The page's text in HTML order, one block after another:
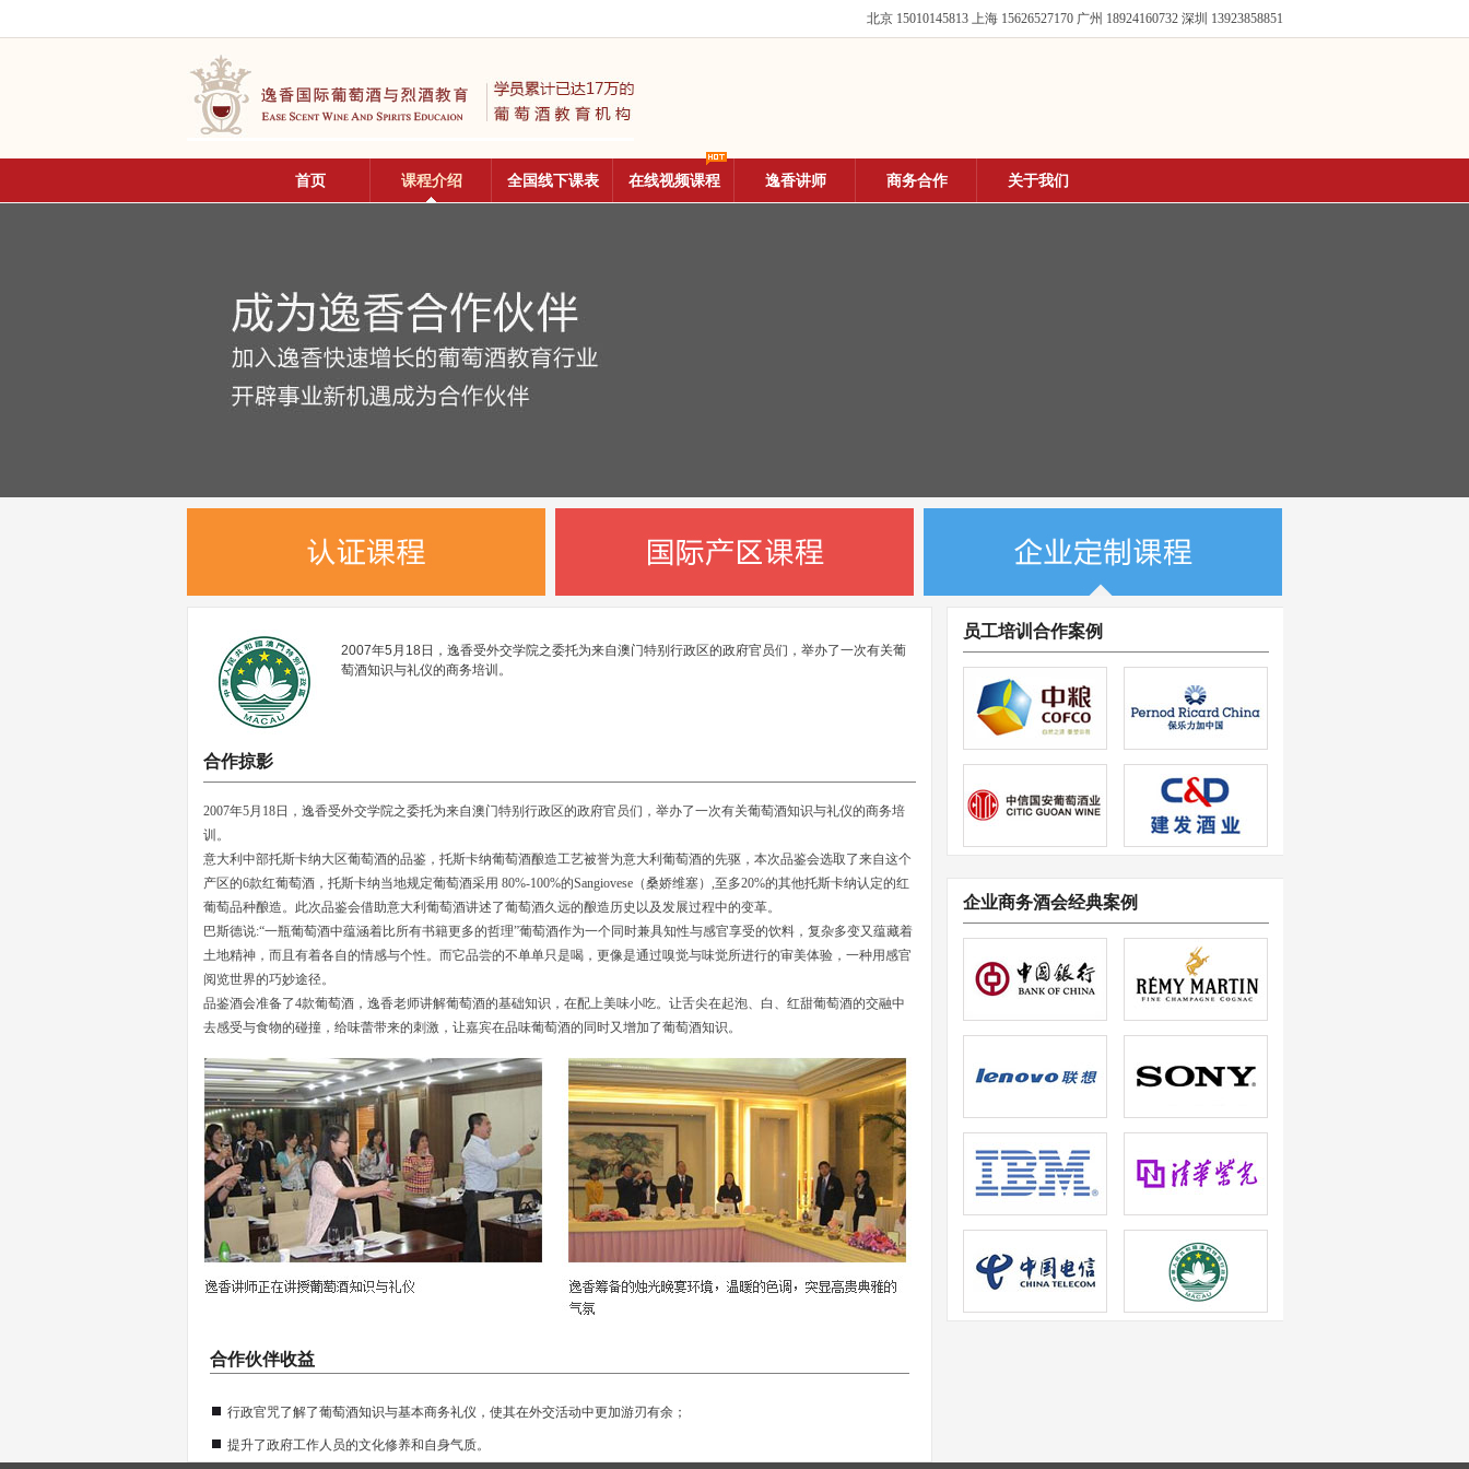
北京 15010145813 上海 15626527170 广州 18924160732 深圳 13923858851
首页 课程介绍 全国线下课表 在线视频课程 逸香讲师 商务合作 关于我们
2007年5月18日，逸香受外交学院之委托为来自澳门特别行政区的政府官员们，举办了一次有关葡
萄酒知识与礼仪的商务培训。
合作掠影
2007年5月18日，逸香受外交学院之委托为来自澳门特别行政区的政府官员们，举办了一次有关葡萄酒知识与礼仪的商务培
训。
意大利中部托斯卡纳大区葡萄酒的品鉴，托斯卡纳葡萄酒酿造工艺被誉为意大利葡萄酒的先驱，本次品鉴会选取了来自这个
产区的6款红葡萄酒，托斯卡纳当地规定葡萄酒采用 80%-100%的Sangiovese（桑娇维塞）,至多20%的其他托斯卡纳认定的红
葡萄品种酿造。此次品鉴会借助意大利葡萄酒讲述了葡萄酒久远的酿造历史以及发展过程中的变革。
巴斯德说:“一瓶葡萄酒中蕴涵着比所有书籍更多的哲理”葡萄酒作为一个同时兼具知性与感官享受的饮料，复杂多变又蕴藏着
土地精神，而且有着各自的情感与个性。而它品尝的不单单只是喝，更像是通过嗅觉与味觉所进行的审美体验，一种用感官
阅览世界的巧妙途径。
品鉴酒会准备了4款葡萄酒，逸香老师讲解葡萄酒的基础知识，在配上美味小吃。让舌尖在起泡、白、红甜葡萄酒的交融中
去感受与食物的碰撞，给味蕾带来的刺激，让嘉宾在品味葡萄酒的同时又增加了葡萄酒知识。
合作伙伴收益
行政官咒了解了葡萄酒知识与基本商务礼仪，使其在外交活动中更加游刃有余；
提升了政府工作人员的文化修养和自身气质。
员工培训合作案例
企业商务酒会经典案例